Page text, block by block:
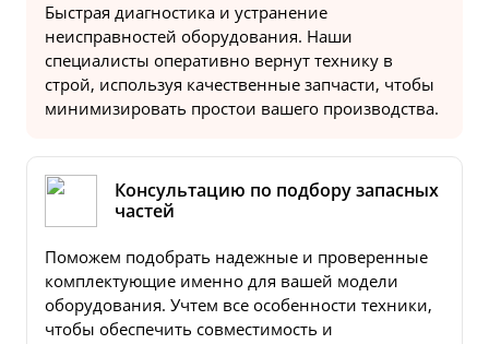
Быстрая диагностика и устранение
неисправностей оборудования. Наши
специалисты оперативно вернут технику в
строй, используя качественные запчасти, чтобы
минимизировать простои вашего производства.
Консультацию по подбору запасных
частей
Поможем подобрать надежные и проверенные
комплектующие именно для вашей модели
оборудования. Учтем все особенности техники,
чтобы обеспечить совместимость и